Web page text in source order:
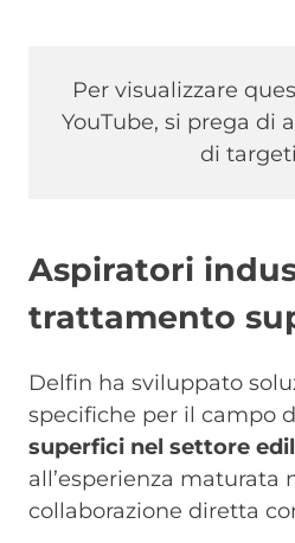
Per visualizzare
YouTube, si prega di
di
Aspiratori
trattamento
Delfin ha sviluppato
specifiche per il campo
superfici nel settore
all’esperienza maturata
collaborazione diretta